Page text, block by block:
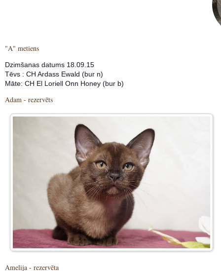
"A" metiens
Dzimšanas datums 18.09.15
Tēvs : CH Ardass Ewald (bur n)
Māte: CH El Loriell Onn Honey (bur b)
Adam - rezervēts
Amelija - rezervēta